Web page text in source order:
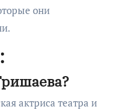
они
актриса театра и